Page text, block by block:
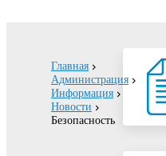
Главная
Администрация
Информация
Новости
Безопасность